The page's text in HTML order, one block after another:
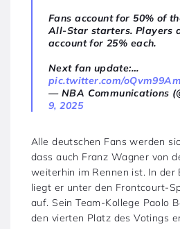
Fans account for 50% of
All-Star starters. Players
account for 25% each.
Next fan update:…
pic.twitter.com/
— NBA Communications
9, 2025
Alle deutschen Fans werden
dass auch Franz Wagner von
weiterhin im Rennen ist. In der
liegt er unter den Frontcourt-
auf. Sein Team-Kollege Paolo
den vierten Platz des Votings